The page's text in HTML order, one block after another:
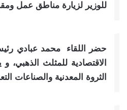
للوزير لزيارة مناطق عمل
حضر اللقاء محمد عبادي
الاقتصادية للمثلث
الثروة المعدنية والصناعات